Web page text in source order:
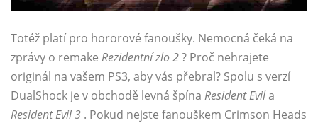
Totéž platí pro hororové fanoušky. Nemocná čeká na
zprávy o remake Rezidentní zlo 2? Proč nehrajete
originál na vašem PS3, aby vás přebral? Spolu s verzí
DualShock je v obchodě levná špína Resident Evila
Resident Evil 3 . Pokud nejste fanouškem Crimson Heads